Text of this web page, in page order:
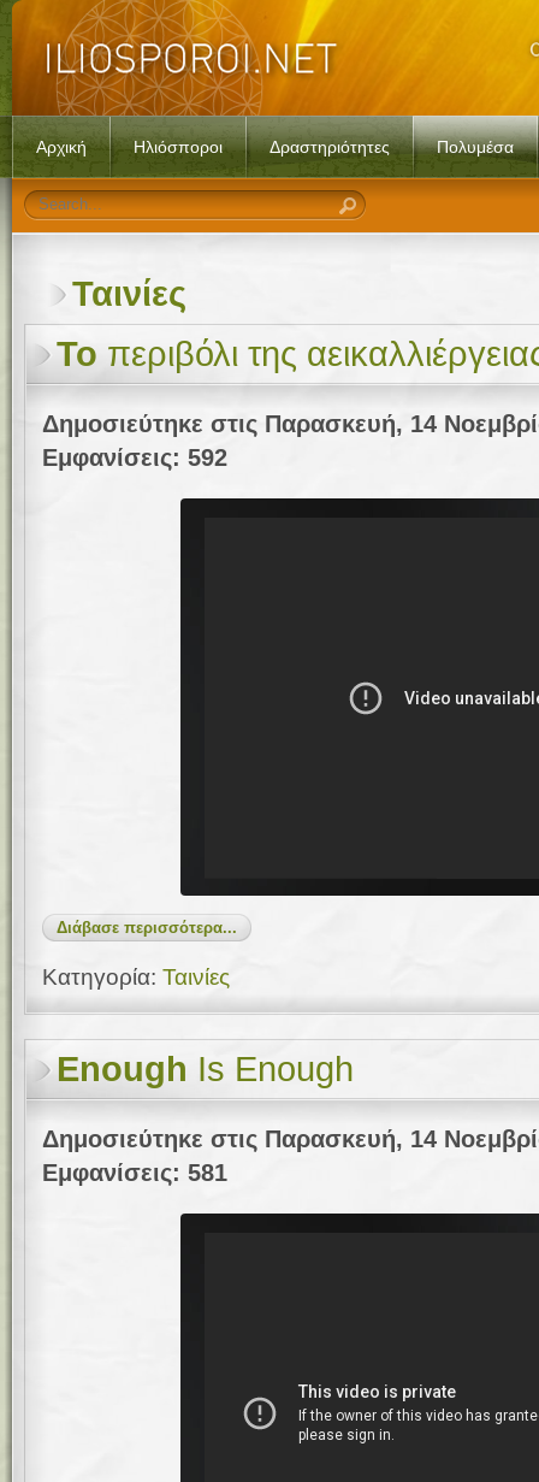
Αρχική Ηλιόσποροι Δραστηριότητες Πολυμέσα
Ταινίες
Το περιβόλι της
Δημοσιεύτηκε στις Παρασκευή, 14
Εμφανίσεις: 592
Διάβασε περισσότερα...
Κατηγορία: Ταινίες
Enough Is Enough
Δημοσιεύτηκε στις Παρασκευή, 14
Εμφανίσεις: 581